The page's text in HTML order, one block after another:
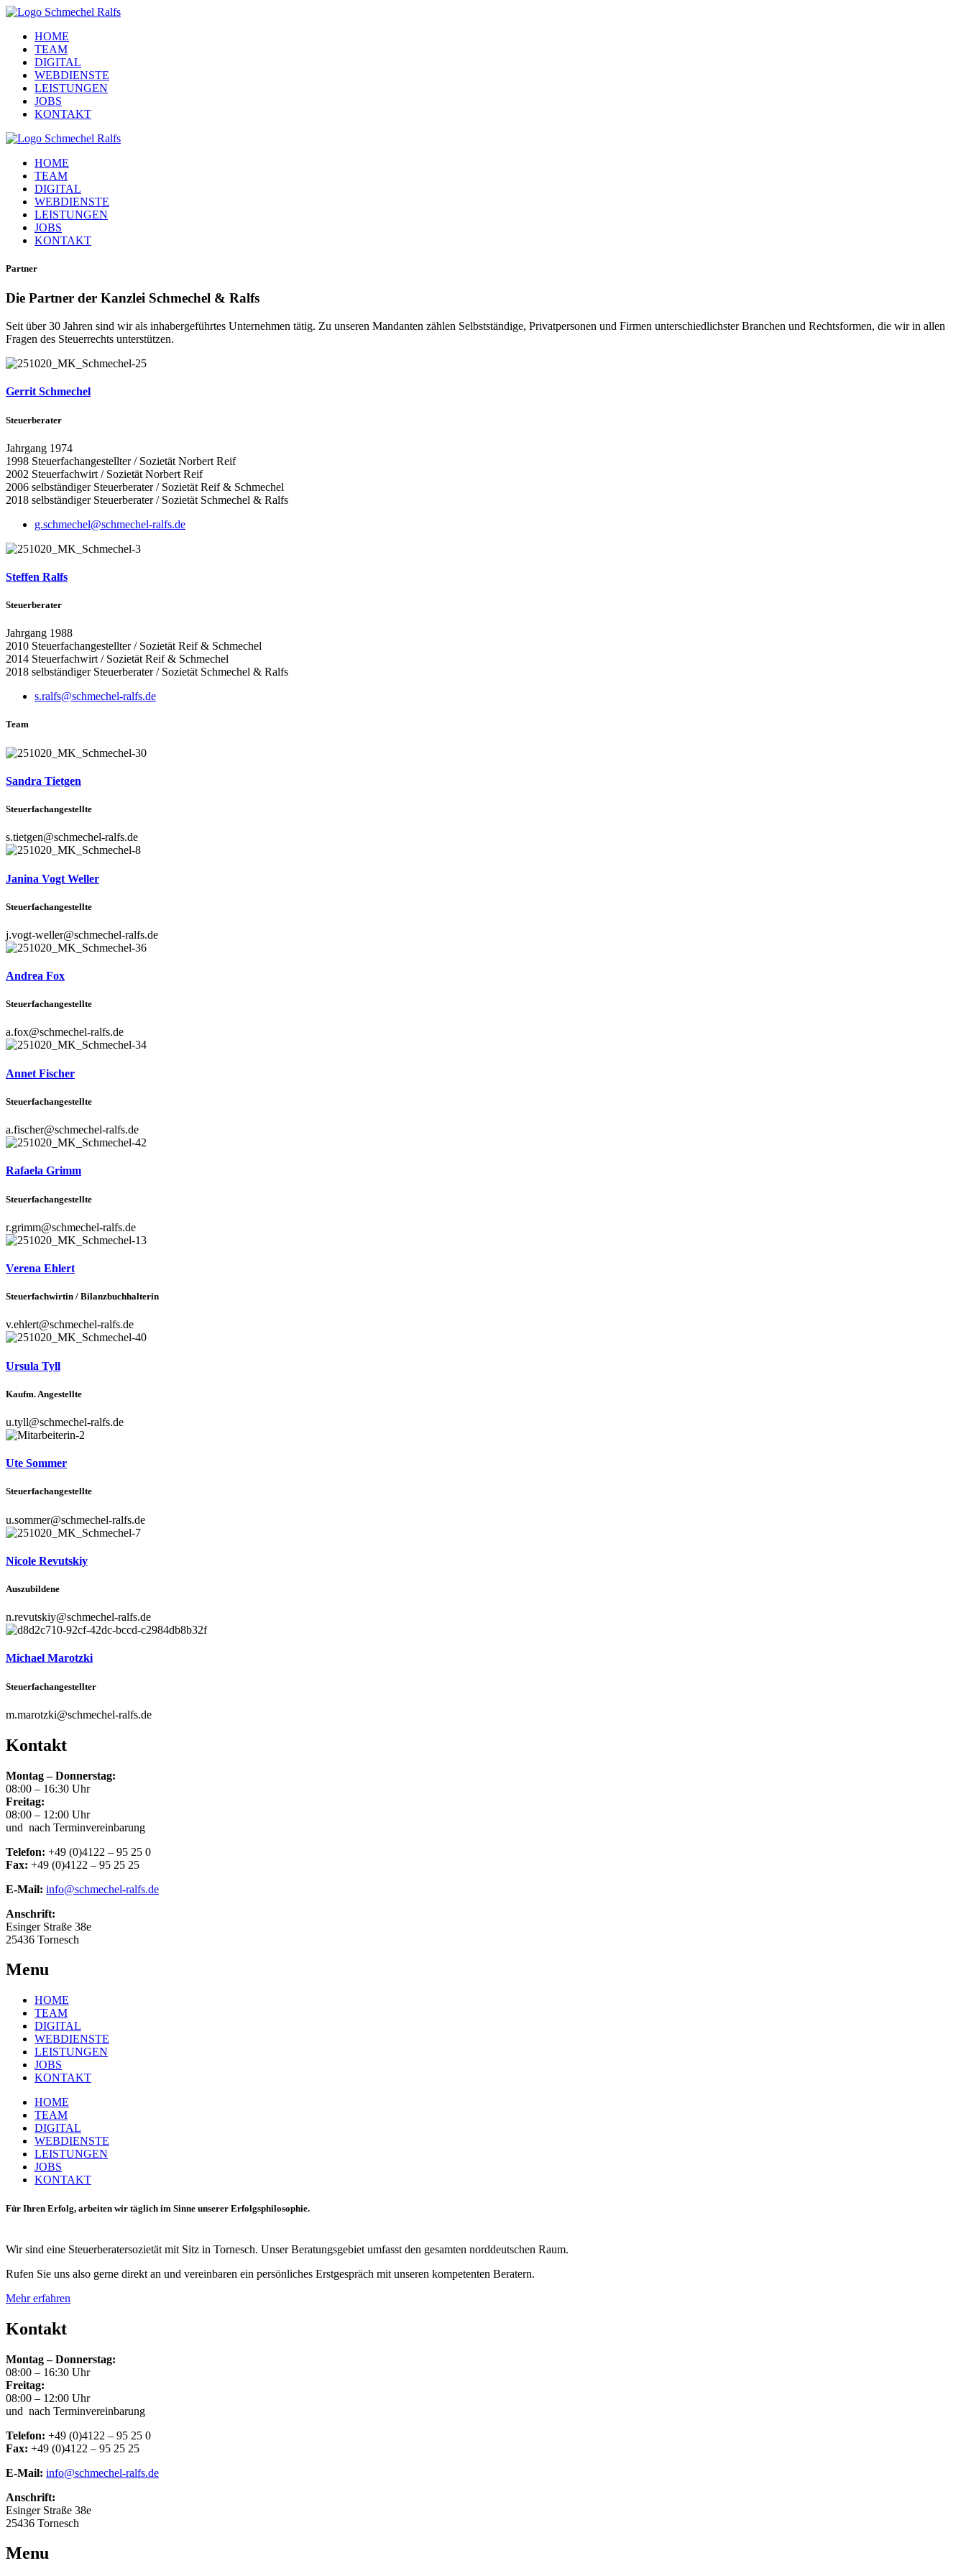
HOME
TEAM
DIGITAL
WEBDIENSTE
LEISTUNGEN
JOBS
KONTAKT
HOME
TEAM
DIGITAL
WEBDIENSTE
LEISTUNGEN
JOBS
KONTAKT
Partner
Die Partner der Kanzlei Schmechel & Ralfs
Seit über 30 Jahren sind wir als inhabergeführtes Unternehmen tätig. Zu unseren Mandanten zählen Selbstständige, Privatpersonen und Firmen unterschiedlichster Branchen und Rechtsformen, die wir in allen
Fragen des Steuerrechts unterstützen.
Gerrit Schmechel
Steuerberater
Jahrgang 1974
1998 Steuerfachangestellter / Sozietät Norbert Reif
2002 Steuerfachwirt / Sozietät Norbert Reif
2006 selbständiger Steuerberater / Sozietät Reif & Schmechel
2018 selbständiger Steuerberater / Sozietät Schmechel & Ralfs
g.schmechel@schmechel-ralfs.de
Steffen Ralfs
Steuerberater
Jahrgang 1988
2010 Steuerfachangestellter / Sozietät Reif & Schmechel
2014 Steuerfachwirt / Sozietät Reif & Schmechel
2018 selbständiger Steuerberater / Sozietät Schmechel & Ralfs
s.ralfs@schmechel-ralfs.de
Team
Sandra Tietgen
Steuerfachangestellte
s.tietgen@schmechel-ralfs.de
Janina Vogt Weller
Steuerfachangestellte
j.vogt-weller@schmechel-ralfs.de
Andrea Fox
Steuerfachangestellte
a.fox@schmechel-ralfs.de
Annet Fischer
Steuerfachangestellte
a.fischer@schmechel-ralfs.de
Rafaela Grimm
Steuerfachangestellte
r.grimm@schmechel-ralfs.de
Verena Ehlert
Steuerfachwirtin / Bilanzbuchhalterin
v.ehlert@schmechel-ralfs.de
Ursula Tyll
Kaufm. Angestellte
u.tyll@schmechel-ralfs.de
Ute Sommer
Steuerfachangestellte
u.sommer@schmechel-ralfs.de
Nicole Revutskiy
Auszubildene
n.revutskiy@schmechel-ralfs.de
Michael Marotzki
Steuerfachangestellter
m.marotzki@schmechel-ralfs.de
Kontakt
Montag – Donnerstag:
08:00 – 16:30 Uhr
Freitag:
08:00 – 12:00 Uhr
und nach Terminvereinbarung
Telefon: +49 (0)4122 – 95 25 0
Fax: +49 (0)4122 – 95 25 25
E-Mail: info@schmechel-ralfs.de
Anschrift:
Esinger Straße 38e
25436 Tornesch
Menu
HOME
TEAM
DIGITAL
WEBDIENSTE
LEISTUNGEN
JOBS
KONTAKT
HOME
TEAM
DIGITAL
WEBDIENSTE
LEISTUNGEN
JOBS
KONTAKT
Für Ihren Erfolg, arbeiten wir täglich im Sinne unserer Erfolgsphilosophie.
Wir sind eine Steuerberatersozietät mit Sitz in Tornesch. Unser Beratungsgebiet umfasst den gesamten norddeutschen Raum.
Rufen Sie uns also gerne direkt an und vereinbaren ein persönliches Erstgespräch mit unseren kompetenten Beratern.
Mehr erfahren
Kontakt
Montag – Donnerstag:
08:00 – 16:30 Uhr
Freitag:
08:00 – 12:00 Uhr
und nach Terminvereinbarung
Telefon: +49 (0)4122 – 95 25 0
Fax: +49 (0)4122 – 95 25 25
E-Mail: info@schmechel-ralfs.de
Anschrift:
Esinger Straße 38e
25436 Tornesch
Menu